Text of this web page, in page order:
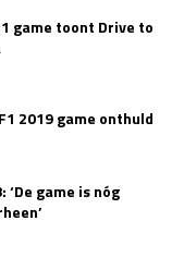
zo 21:00 - 23:00
zo 14:00 - 16:00
game toont Drive to
2019 game onthuld
game is nóg